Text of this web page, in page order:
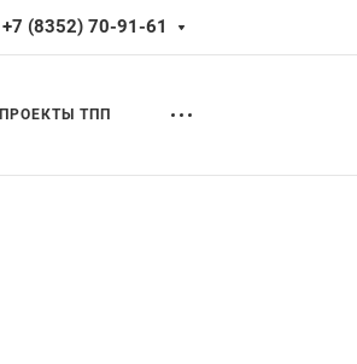
+7 (8352) 70-91-61
ПРОЕКТЫ ТПП